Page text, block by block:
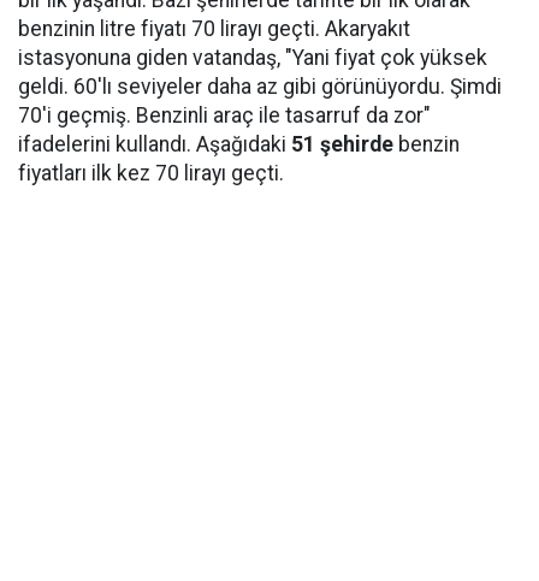
benzinin litre fiyatı 70 lirayı geçti. Akaryakıt
istasyonuna giden vatandaş, "Yani fiyat çok yüksek
geldi. 60'lı seviyeler daha az gibi görünüyordu. Şimdi
70'i geçmiş. Benzinli araç ile tasarruf da zor"
ifadelerini kullandı. Aşağıdaki 51 şehirde benzin
fiyatları ilk kez 70 lirayı geçti.